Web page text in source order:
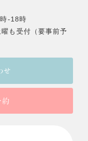
-18時
も受付（要事前予
せ
約